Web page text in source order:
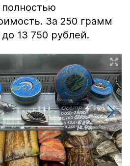
За 250 грамм
13 750 рублей.